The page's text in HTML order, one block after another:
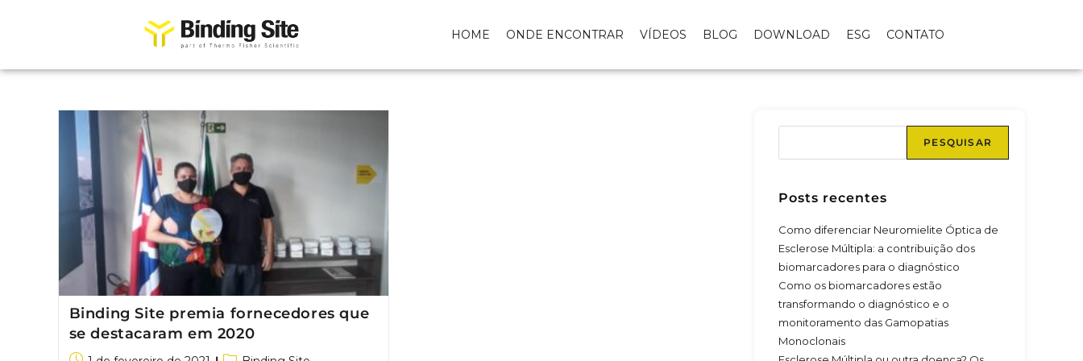
HOME ONDE ENCONTRAR VÍDEOS BLOG DOWNLOAD ESG CONTATO
Binding Site premia fornecedores que
se destacaram em 2020
PESQUISAR
Posts recentes
Como diferenciar Neuromielite Óptica de
Esclerose Múltipla: a contribuição dos
biomarcadores para o diagnóstico
Como os biomarcadores estão
transformando o diagnóstico e o
monitoramento das Gamopatias
Monoclonais